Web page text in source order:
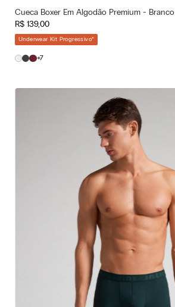
Cor selecionada
Branco - 001 - Bianco
Tamanho selecionado—
Cueca Boxer Em Algodão Premium - Branco
R$ 139,00
Underwear Kit Progressivo*
+7